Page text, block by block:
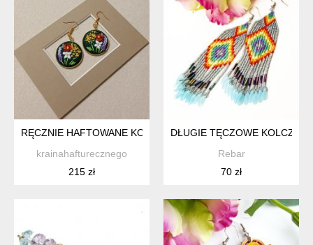
RĘCZNIE HAFTOWANE KOLCZYKI DLA MARYSI
krainahafturecznego
215 zł
DŁUGIE TĘCZOWE
Rebar
70 zł